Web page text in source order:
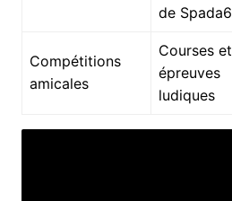
de
Compétitions
amicales
Courses et
épreuves
ludiques